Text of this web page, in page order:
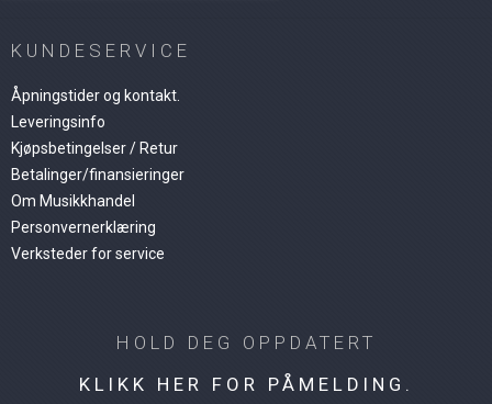
KUNDESERVICE
Åpningstider og kontakt.
Leveringsinfo
Kjøpsbetingelser / Retur
Betalinger/finansieringer
Om Musikkhandel
Personvernerklæring
Verksteder for service
HOLD DEG OPPDATERT
KLIKK HER FOR PÅMELDING.